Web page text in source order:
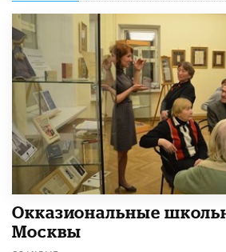
​Окказиональные
Москвы